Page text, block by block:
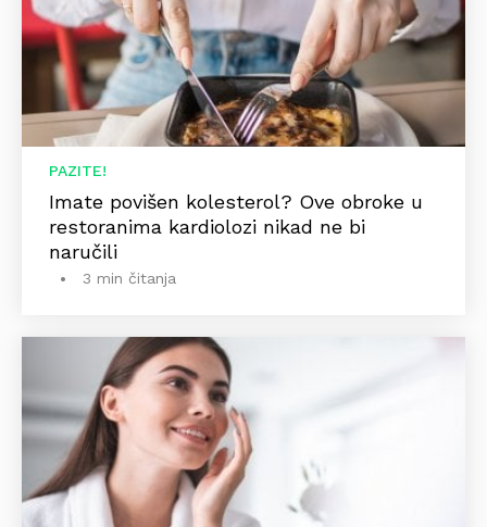
PAZITE!
Imate povišen kolesterol? Ove obroke u
restoranima kardiolozi nikad ne bi
naručili
3 min čitanja